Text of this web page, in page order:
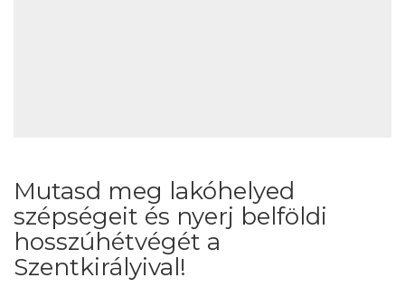
Mutasd meg lakóhelyed
szépségeit és nyerj belföldi
hosszúhétvégét a
Szentkirályival!